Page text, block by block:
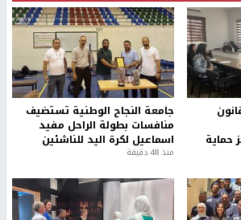
حماية
جامعة النجاح الوطنية تستضيف
منافسات بطولة الراحل مفيد
اسماعيل لكرة اليد للناشئين
منذ 48 دقيقة